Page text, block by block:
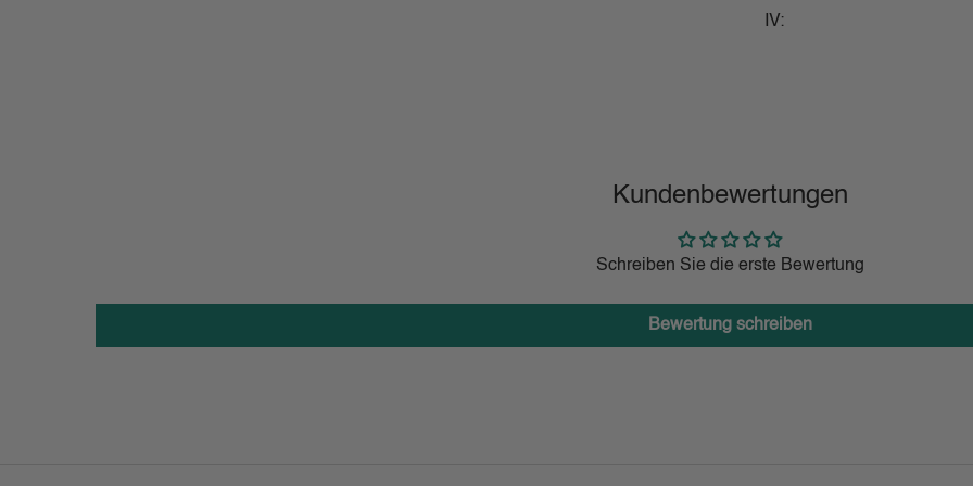
IV:
Kundenbewertungen
Schreiben Sie die erste Bewertung
Bewertung schreiben